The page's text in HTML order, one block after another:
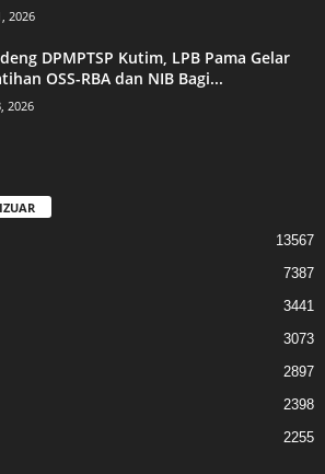
2026
DPMPTSP Kutim, LPB Pama Gelar
OSS-RBA dan NIB Bagi...
2026
13567
7387
3441
3073
2897
2398
2255